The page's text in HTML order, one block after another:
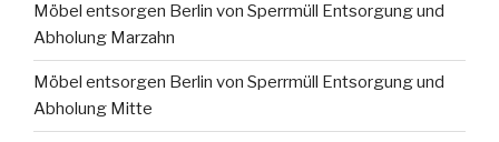
Möbel entsorgen Berlin von Sperrmüll Entsorgung und
Abholung Marzahn
Möbel entsorgen Berlin von Sperrmüll Entsorgung und
Abholung Mitte